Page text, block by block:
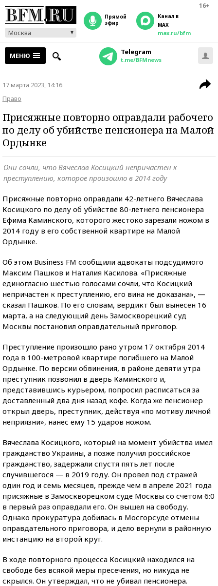
16+
Москва
прямой
эфир
Канал в
MAX
max.ru/bfm
МЕНЮ Telegram
t.me/BFMnews
17 марта 2023, 14:16
Право
Присяжные повторно оправдали рабочего
по делу об убийстве пенсионера на Малой
Ордынке
Они сочли, что Вячеслав Косицкий непричастен к
преступлению, которое произошло в 2014 году
Присяжные повторно оправдали 42-летнего Вячеслава
Косицкого по делу об убийстве 80-летнего пенсионера
Ефима Каминского, которого жестоко зарезали ножом в
2014 году в его собственной квартире на Малой
Ордынке.
Об этом Business FM сообщили адвокаты подсудимого
Максим Пашков и Наталия Касилова. «Присяжные
единогласно шестью голосами сочли, что Косицкий
непричастен к преступлению, его вина не доказана», —
сказал Пашков. По его словам, вердикт был вынесен 16
марта, а на следующий день Замоскворецкий суд
Москвы постановил оправдательный приговор.
Преступление произошло рано утром 17 октября 2014
года в 100-метровой квартире погибшего на Малой
Ордынке. По версии обвинения, в районе девяти утра
преступник позвонил в дверь Каминского и,
представившись курьером, попросил расписаться за
доставленный два дня назад кофе. Когда же пенсионер
открыл дверь, преступник, действуя «по мотиву личной
неприязни», нанес ему 15 ударов ножом.
Вячеслава Косицкого, который на момент убийства имел
гражданство Украины, а позже получил российское
гражданство, задержали спустя пять лет после
случившегося — в 2019 году. Он провел под стражей
один год и семь месяцев, прежде чем в апреле 2021 года
присяжные в Замоскворецком суде Москвы со счетом 6:0
в первый раз оправдали его. Он вышел на свободу.
Однако прокуратура добилась в Мосгорсуде отмены
оправдательного приговора, и дело вернули в районную
инстанцию на второй круг.
В ходе повторного процесса Косицкий находился на
свободе без всякой меры пресечения, но никуда не
скрылся. Он утверждал, что не убивал пенсионера.